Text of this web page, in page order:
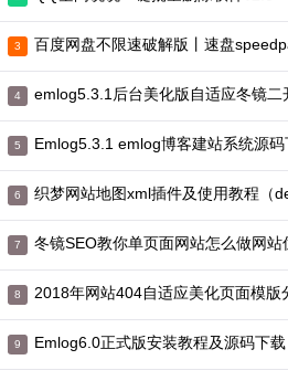
百度网盘不限速破解版丨速盘
emlog5.3.1后台美化版自适应冬镜二
Emlog5.3.1 emlog博客建站系统源码
织梦网站地图xml插件及使用教程（
冬镜SEO教你单页面网站怎么做网站
2018年网站404自适应美化页面模版
Emlog6.0正式版安装教程及源码下载